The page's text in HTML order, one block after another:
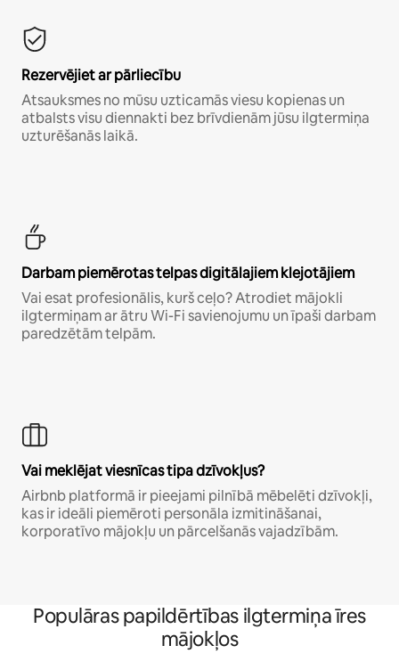
Rezervējiet ar pārliecību
Atsauksmes no mūsu uzticamās viesu kopienas un
atbalsts visu diennakti bez brīvdienām jūsu ilgtermiņa
uzturēšanās laikā.
Darbam piemērotas telpas digitālajiem klejotājiem
Vai esat profesionālis, kurš ceļo? Atrodiet mājokli
ilgtermiņam ar ātru Wi-Fi savienojumu un īpaši darbam
paredzētām telpām.
Vai meklējat viesnīcas tipa dzīvokļus?
Airbnb platformā ir pieejami pilnībā mēbelēti dzīvokļi,
kas ir ideāli piemēroti personāla izmitināšanai,
korporatīvo mājokļu un pārcelšanās vajadzībām.
Populāras papildērtības ilgtermiņa īres
mājokļos